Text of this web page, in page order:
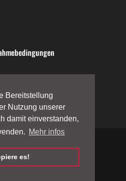
Bereitstellung
Nutzung unserer
damit einverstanden,
Mehr infos
es!
| Powered by